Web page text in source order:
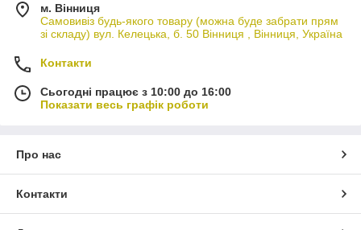
м. Вінниця
Самовивіз будь-якого товару (можна буде забрати прям
зі складу) вул. Келецька, б. 50 Вінниця , Вінниця, Україна
Контакти
Сьогодні працює з 10:00 до 16:00
Показати весь графік роботи
Про нас
Контакти